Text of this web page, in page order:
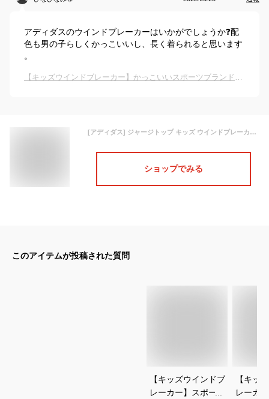
アディダスのウインドブレーカーはいかがでしょうか❓配
色も男の子らしくかっこいいし、長く着られると思います
。
【キッズウインドブレーカー】かっこいいスポーツブランドのおしゃれなジャケットでおすすめは？
[アディダス] ジャージトップ キッズ ウインドブレーカー CN906 レジェンドインク/ビームイエロー/レジェンドインク(HM7132) J140
ショップでみる
このアイテムが投稿された質問
【キッズウインドブ
レーカー】スポーツ
【キッ
レーカ